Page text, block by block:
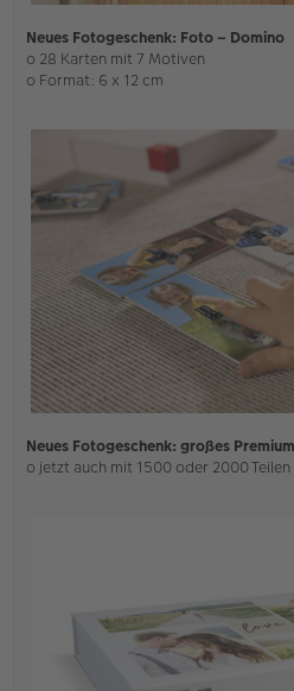
Neues Fotogeschenk: Foto – Domino
o 28 Karten mit 7 Motiven
o Format: 6 x 12 cm
Neues Fotogeschenk: großes
o jetzt auch mit 1500 oder 2000 Teilen